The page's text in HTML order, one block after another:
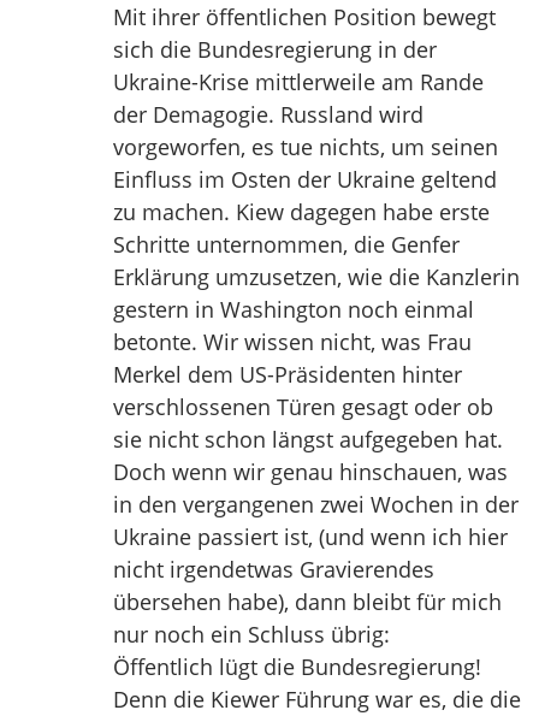
Mit ihrer öffentlichen Position bewegt
sich die Bundesregierung in der
Ukraine-Krise mittlerweile am Rande
der Demagogie. Russland wird
vorgeworfen, es tue nichts, um seinen
Einfluss im Osten der Ukraine geltend
zu machen. Kiew dagegen habe erste
Schritte unternommen, die Genfer
Erklärung umzusetzen, wie die Kanzlerin
gestern in Washington noch einmal
betonte. Wir wissen nicht, was Frau
Merkel dem US-Präsidenten hinter
verschlossenen Türen gesagt oder ob
sie nicht schon längst aufgegeben hat.
Doch wenn wir genau hinschauen, was
in den vergangenen zwei Wochen in der
Ukraine passiert ist, (und wenn ich hier
nicht irgendetwas Gravierendes
übersehen habe), dann bleibt für mich
nur noch ein Schluss übrig:
Öffentlich lügt die Bundesregierung!
Denn die Kiewer Führung war es, die die